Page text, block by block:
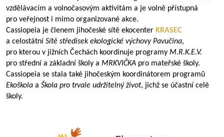
vzdělávacím a volnočasovým aktivitám a je volně přístupná
pro veřejnost i mimo organizované akce.
Cassiopeia je členem jihočeské sítě ekocenter KRASEC
a celostátní Sítě středisek ekologické výchovy Pavučina,
pro kterou v jižních Čechách koordinuje programy M.R.K.E.V.
pro střední a základní školy a MRKVIČKA pro mateřské školy.
Cassiopeia se stala také jihočeským koordinátorem programů
Ekoškola a Škola pro trvale udržitelný život, jichž se účastní celé
školy.